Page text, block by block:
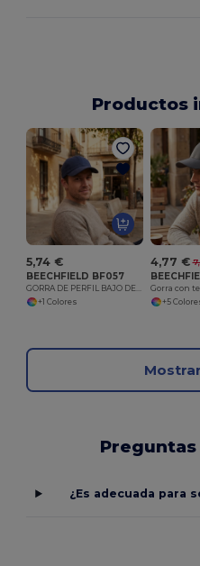
Productos
5,74 €
BEECHFIELD BF057
GORRA DE PERFIL BAJO DE ALGODÓN PEINADO GRUESO
+1 Colores
4,77 €
+5
¿Es adecuada para